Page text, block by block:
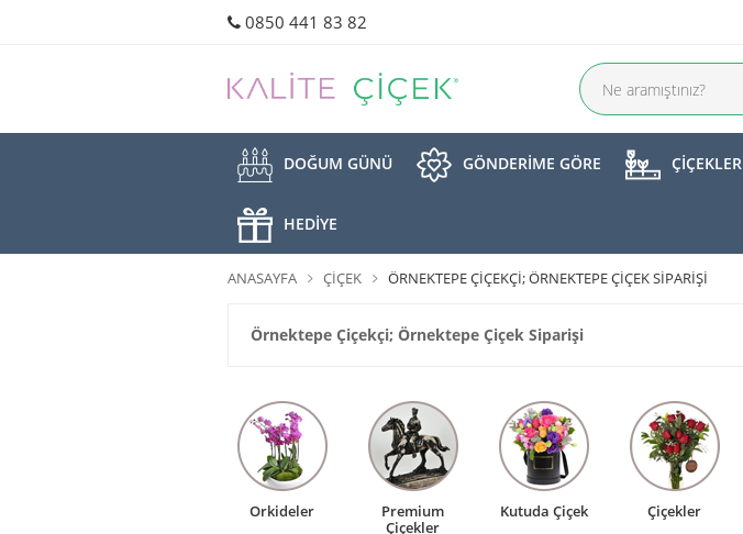
0850 441 83 82
DOĞUM GÜNÜ GÖNDERİME GÖRE ÇİÇEKLER
HEDİYE
ANASAYFA ÇIÇEK ÖRNEKTEPE ÇIÇEKÇI; ÖRNEKTEPE ÇIÇEK SIPARIŞI
Örnektepe Çiçekçi; Örnektepe Çiçek Siparişi
Kutuda Çiçek Çiçekler Butik Çiçek Çiçek Buketi